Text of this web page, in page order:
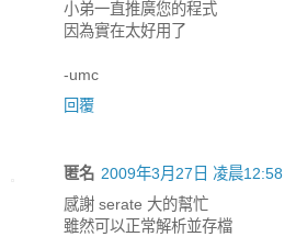
小弟一直推廣您的程式
因為實在太好用了
-umc
回覆
匿名 2009年3月27日 凌晨12:58
感謝 serate 大的幫忙
雖然可以正常解析並存檔